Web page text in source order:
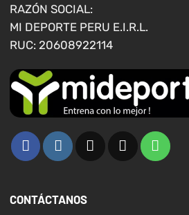
RAZÓN SOCIAL:
MI DEPORTE PERU E.I.R.L.
RUC: 20608922114
CONTÁCTANOS